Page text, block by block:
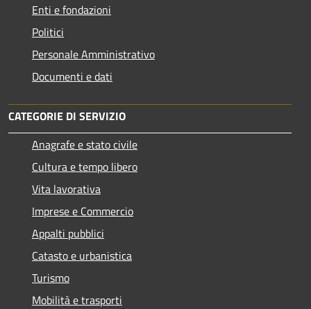
Enti e fondazioni
Politici
Personale Amministrativo
Documenti e dati
CATEGORIE DI SERVIZIO
Anagrafe e stato civile
Cultura e tempo libero
Vita lavorativa
Imprese e Commercio
Appalti pubblici
Catasto e urbanistica
Turismo
Mobilità e trasporti